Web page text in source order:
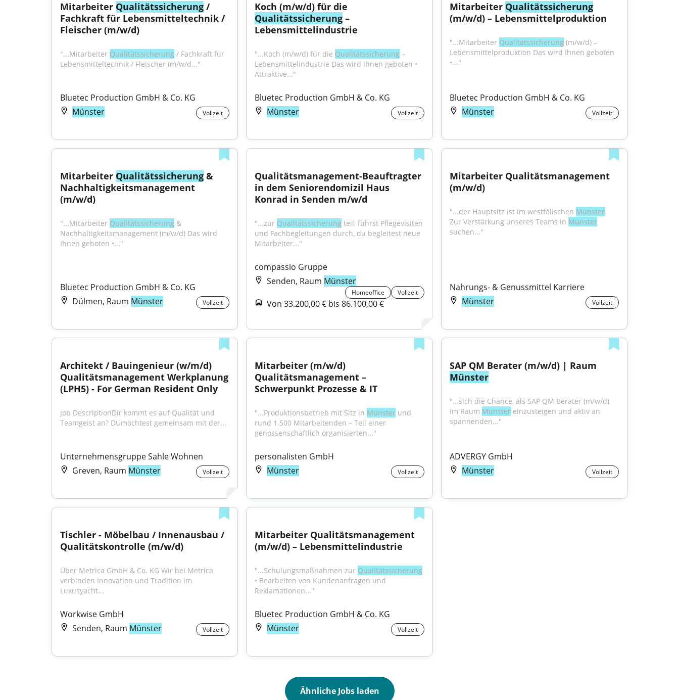
Mitarbeiter Qualitätssicherung /
Fachkraft für Lebensmitteltechnik /
Fleischer (m/w/d)
"...Mitarbeiter Qualitätssicherung / Fachkraft für
Lebensmitteltechnik / Fleischer (m/w/d..."
Bluetec Production GmbH & Co. KG
Münster
Vollzeit
Qualitätssicherung –
Lebensmittelindustrie
"...Koch (m/w/d) für die Qualitätssicherung –
Lebensmittelindustrie Das wird Ihnen geboten •
Attraktive..."
Bluetec Production GmbH & Co. KG
Münster
Vollzeit
Mitarbeiter Qualitätssicherung
(m/w/d) – Lebensmittelproduktion
"...Mitarbeiter Qualitätssicherung (m/w/d) –
Lebensmittelproduktion Das wird Ihnen geboten
•..."
Bluetec Production GmbH & Co. KG
Münster
Vollzeit
Mitarbeiter Qualitätssicherung &
Nachhaltigkeitsmanagement
(m/w/d)
"...Mitarbeiter Qualitätssicherung &
Nachhaltigkeitsmanagement (m/w/d) Das wird
Ihnen geboten •..."
Bluetec Production GmbH & Co. KG
Dülmen, Raum Münster Vollzeit
Qualitätsmanagement-Beauftragter
in dem Seniorendomizil Haus
Konrad in Senden m/w/d
"...zur Qualitätssicherung teil, führst Pflegevisiten
und Fachbegleitungen durch, du begleitest neue
Mitarbeiter..."
compassio Gruppe
Senden, Raum Münster
Homeoffice Vollzeit
Von 33.200,00 € bis 86.100,00 €
Mitarbeiter Qualitätsmanagement
(m/w/d)
"...der Hauptsitz ist im westfälischen Münster.
Zur Verstärkung unseres Teams in Münster
suchen..."
Nahrungs- & Genussmittel Karriere
Münster
Vollzeit
Architekt / Bauingenieur (w/m/d)
Qualitätsmanagement Werkplanung
(LPH5) - For German Resident Only
Job DescriptionDir kommt es auf Qualität und
Teamgeist an? DUmöchtest gemeinsam mit der...
Unternehmensgruppe Sahle Wohnen
Greven, Raum Münster Vollzeit
Mitarbeiter (m/w/d)
Qualitätsmanagement –
Schwerpunkt Prozesse & IT
"...Produktionsbetrieb mit Sitz in Münster und
rund 1.500 Mitarbeitenden – Teil einer
genossenschaftlich organisierten..."
personalisten GmbH
Münster
Vollzeit
Münster
"...sich die Chance, als SAP QM Berater (m/w/d)
im Raum Münster einzusteigen und aktiv an
spannenden..."
ADVERGY GmbH
Münster
Vollzeit
Tischler - Möbelbau / Innenausbau /
Qualitätskontrolle (m/w/d)
Über Metrica GmbH & Co. KG Wir bei Metrica
verbinden Innovation und Tradition im
Luxusyacht...
Workwise GmbH
Senden, Raum Münster Vollzeit
Mitarbeiter Qualitätsmanagement
(m/w/d) – Lebensmittelindustrie
"...Schulungsmaßnahmen zur Qualitätssicherung
• Bearbeiten von Kundenanfragen und
Reklamationen..."
Bluetec Production GmbH & Co. KG
Münster
Vollzeit
Ähnliche Jobs laden